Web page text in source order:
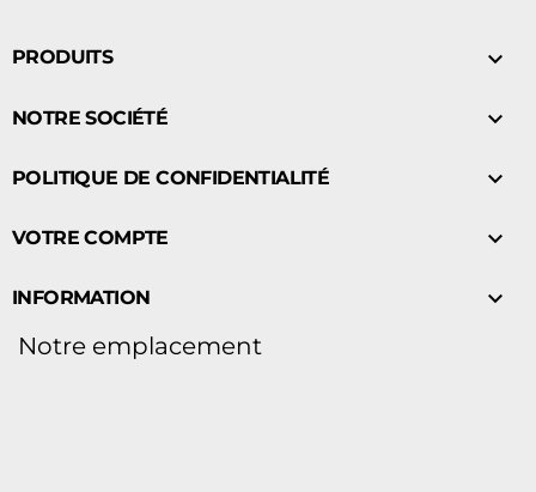
PRODUITS 
NOTRE SOCIÉTÉ 
POLITIQUE DE CONFIDENTIALITÉ 
VOTRE COMPTE 
INFORMATION

Notre emplacement